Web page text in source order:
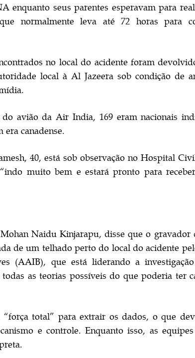
enquanto seus parentes esperavam para
normalmente leva até 72 horas para
no local do acidente foram
local à Al Jazeera sob condição de
avião da Air India, 169 eram nacionais
era canadense.
40, está sob observação no Hospital
muito bem e estará pronto para
Naidu Kinjarapu, disse que o gravador
de um telhado perto do local do acidente
(AAIB), que está liderando a
as teorias possíveis do que poderia ter
total” para extrair os dados, o que
e controle. Enquanto isso, as equipes